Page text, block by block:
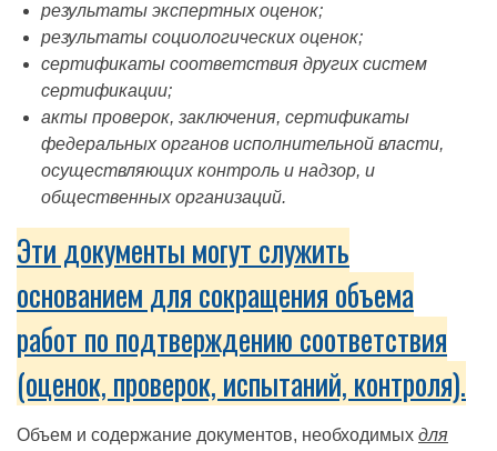
результаты экспертных оценок;
результаты социологических оценок;
сертификаты соответствия других систем
сертификации;
акты проверок, заключения, сертификаты
федеральных органов исполнительной власти,
осуществляющих контроль и надзор, и
общественных организаций.
Эти документы могут служить
основанием для сокращения объема
работ по подтверждению соответствия
(оценок, проверок, испытаний, контроля).
Объем и содержание документов, необходимых для